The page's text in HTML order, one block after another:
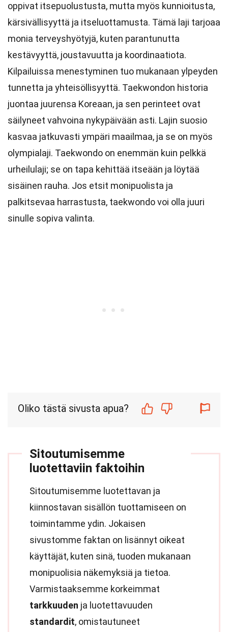
oppivat itsepuolustusta, mutta myös kunnioitusta,
kärsivällisyyttä ja itseluottamusta. Tämä laji tarjoaa
monia terveyshyötyjä, kuten parantunutta
kestävyyttä, joustavuutta ja koordinaatiota.
Kilpailuissa menestyminen tuo mukanaan ylpeyden
tunnetta ja yhteisöllisyyttä. Taekwondon historia
juontaa juurensa Koreaan, ja sen perinteet ovat
säilyneet vahvoina nykypäivään asti. Lajin suosio
kasvaa jatkuvasti ympäri maailmaa, ja se on myös
olympialaji. Taekwondo on enemmän kuin pelkkä
urheilulaji; se on tapa kehittää itseään ja löytää
sisäinen rauha. Jos etsit monipuolista ja
palkitsevaa harrastusta, taekwondo voi olla juuri
sinulle sopiva valinta.
Oliko tästä sivusta apua?
Sitoutumisemme
luotettaviin faktoihin
Sitoutumisemme luotettavan ja
kiinnostavan sisällön tuottamiseen on
toimintamme ydin. Jokaisen
sivustomme faktan on lisännyt oikeat
käyttäjät, kuten sinä, tuoden mukanaan
monipuolisia näkemyksiä ja tietoa.
Varmistaaksemme korkeimmat
tarkkuuden ja luotettavuuden
standardit, omistautuneet